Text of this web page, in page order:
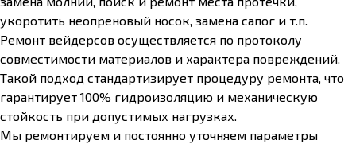
укоротить неопреновый носок, замена сапог и т.п.
Ремонт вейдерсов осуществляется по протоколу
совместимости материалов и характера повреждений.
Такой подход стандартизирует процедуру ремонта, что
гарантирует 100% гидроизоляцию и механическую
стойкость при допустимых нагрузках.
Мы ремонтируем и постоянно уточняем параметры